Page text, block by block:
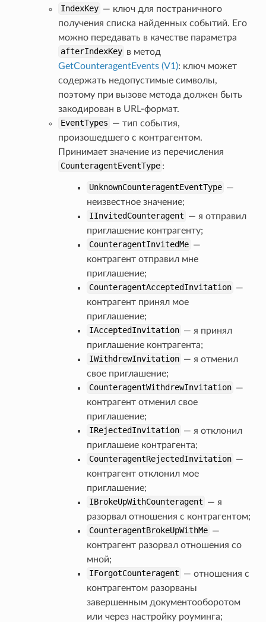
IndexKey — ключ для постраничного
получения списка найденных событий. Его
можно передавать в качестве параметра
afterIndexKey в метод
GetCounteragentEvents (V1): ключ может
содержать недопустимые символы,
поэтому при вызове метода должен быть
закодирован в URL-формат.
EventTypes — тип события,
произошедшего с контрагентом.
Принимает значение из перечисления
CounteragentEventType :
UnknownCounteragentEventType —
неизвестное значение;
IInvitedCounteragent — я отправил
приглашение контрагенту;
CounteragentInvitedMe —
контрагент отправил мне
приглашение;
CounteragentAcceptedInvitation —
контрагент принял мое
приглашение;
IAcceptedInvitation — я принял
приглашение контрагента;
IWithdrewInvitation — я отменил
свое приглашение;
CounteragentWithdrewInvitation —
контрагент отменил свое
приглашение;
IRejectedInvitation — я отклонил
приглашеие контрагента;
CounteragentRejectedInvitation —
контрагент отклонил мое
приглашение;
IBrokeUpWithCounteragent — я
разорвал отношения с контрагентом;
CounteragentBrokeUpWithMe —
контрагент разорвал отношения со
мной;
IForgotCounteragent — отношения с
контрагентом разорваны
завершенным документооборотом
или через настройку роуминга;